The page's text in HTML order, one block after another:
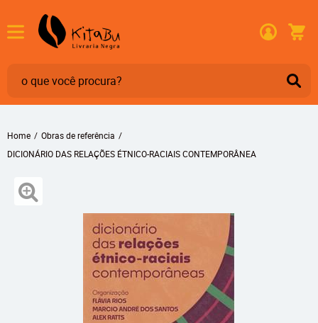
Home
Obras de referência
DICIONÁRIO DAS RELAÇÕES ÉTNICO-RACIAIS CONTEMPORÂNEA